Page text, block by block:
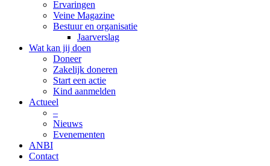
Ervaringen
Veine Magazine
Bestuur en organisatie
Jaarverslag
Wat kan jij doen
Doneer
Zakelijk doneren
Start een actie
Kind aanmelden
Actueel
–
Nieuws
Evenementen
ANBI
Contact